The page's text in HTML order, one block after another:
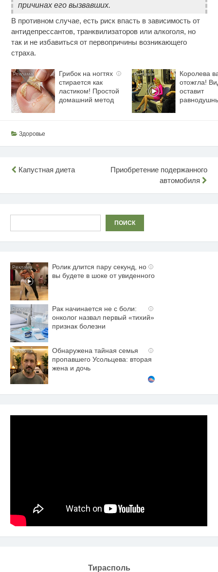
причинах его вызвавших.
В противном случае, есть риск впасть в зависимость от
антидепрессантов, транквилизаторов или алкоголя, но
так и не избавиться от первопричины возникающего
страха.
i
Грибок на ногтях
стирается как
ластиком! Простой
домашний метод
Королева
отожгла!
оставит
Здоровье
Навигация
Капустная диета
Приобретение подержанного
автомобиля
ПОИСК
i
Ролик длится пару секунд, но
вы будете в шоке от увиденного
i
Рак начинается не с боли:
онколог назвал первый «тихий»
признак болезни
i
Обнаружена тайная семья
пропавшего Усольцева: вторая
жена и дочь
Тирасполь